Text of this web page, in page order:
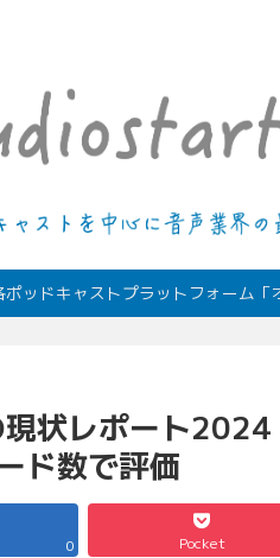
ドキャストプラットフォーム「
状レポート2024
ド数で評価
0 Pocket